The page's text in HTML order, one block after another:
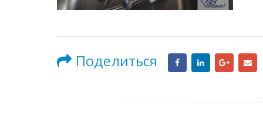
Поделиться